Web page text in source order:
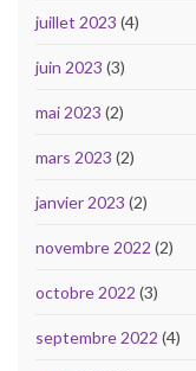
juillet 2023 (4)
juin 2023 (3)
mai 2023 (2)
mars 2023 (2)
janvier 2023 (2)
novembre 2022 (2)
octobre 2022 (3)
septembre 2022 (4)